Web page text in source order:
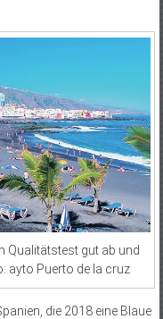
Qualitätstest gut ab und
ayto Puerto de la cruz
die 2018 eine Blaue